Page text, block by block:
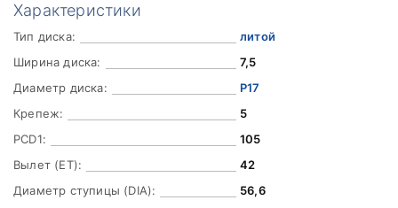
Характеристики
Тип диска:
литой
Ширина диска:
7,5
Диаметр диска:
Р17
Крепеж:
5
PCD1:
105
Вылет (ET):
42
Диаметр ступицы (DIA):
56,6